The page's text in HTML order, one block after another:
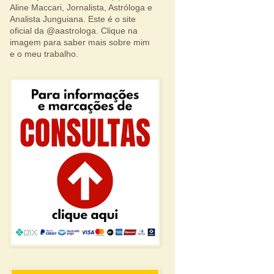
Aline Maccari, Jornalista, Astróloga e
Analista Junguiana. Este é o site
oficial da @aastrologa. Clique na
imagem para saber mais sobre mim
e o meu trabalho.